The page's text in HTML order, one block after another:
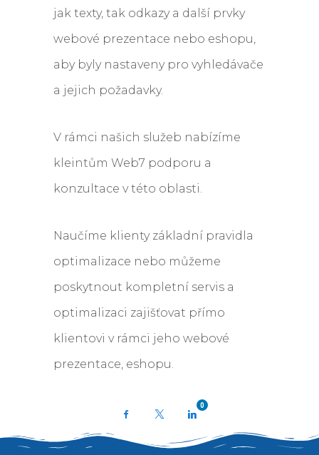
jak texty, tak odkazy a další prvky
webové prezentace nebo eshopu,
aby byly nastaveny pro vyhledávače
a jejich požadavky.
V rámci našich služeb nabízíme
kleintům Web7 podporu a
konzultace v této oblasti.
Naučíme klienty základní pravidla
optimalizace nebo můžeme
poskytnout kompletní servis a
optimalizaci zajišťovat přímo
klientovi v rámci jeho webové
prezentace, eshopu.
Facebook
0